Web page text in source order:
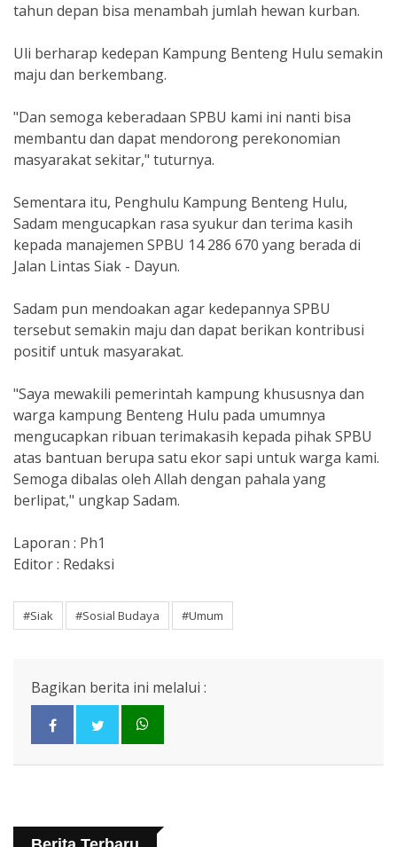
tahun depan bisa menambah jumlah hewan kurban.
Uli berharap kedepan Kampung Benteng Hulu semakin
maju dan berkembang.
"Dan semoga keberadaan SPBU kami ini nanti bisa
membantu dan dapat mendorong perekonomian
masyarakat sekitar," tuturnya.
Sementara itu, Penghulu Kampung Benteng Hulu,
Sadam mengucapkan rasa syukur dan terima kasih
kepada manajemen SPBU 14 286 670 yang berada di
Jalan Lintas Siak - Dayun.
Sadam pun mendoakan agar kedepannya SPBU
tersebut semakin maju dan dapat berikan kontribusi
positif untuk masyarakat.
"Saya mewakili pemerintah kampung khususnya dan
warga kampung Benteng Hulu pada umumnya
mengucapkan ribuan terimakasih kepada pihak SPBU
atas bantuan berupa satu ekor sapi untuk warga kami.
Semoga dibalas oleh Allah dengan pahala yang
berlipat," ungkap Sadam.
Laporan : Ph1
Editor : Redaksi
#Siak #Sosial Budaya #Umum
Bagikan berita ini melalui :